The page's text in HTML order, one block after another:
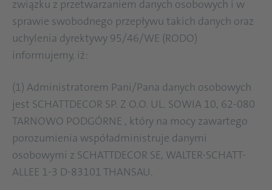
związku z przetwarzaniem danych osobowych i w
sprawie swobodnego przepływu takich danych oraz
uchylenia dyrektywy 95/46/WE (RODO)
informujemy, iż:
(1) Administratorem Pani/Pana danych osobowych
jest SCHATTDECOR SP. Z O.O. UL. SOWIA 10, 62-080
TARNOWO PODGÓRNE , który na mocy zawartego
porozumienia współadministruje danymi
osobowymi z SCHATTDECOR SE, WALTER-SCHATT-
ALLEE 1-3 D-83101 THANSAU.